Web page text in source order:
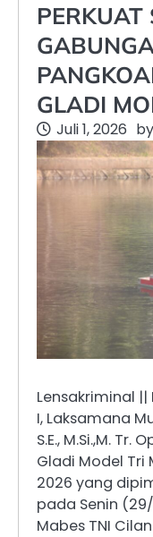
PERKUAT
GLADI
Juli 1, 2026 by
Lensakriminal
I, Laksamana
S.E., M.Si.,M.
Gladi Model Tri
2026 yang
pada Senin
Mabes TNI